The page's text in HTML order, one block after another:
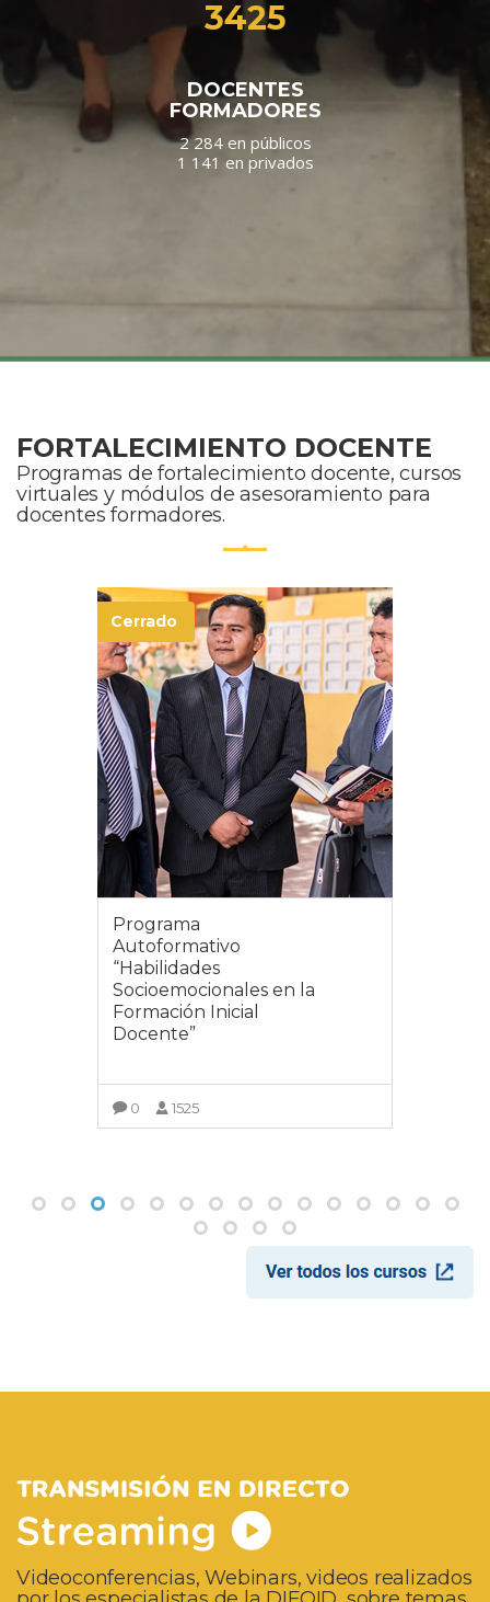
3425
DOCENTES
FORMADORES
2 284 en públicos
1 141 en privados
FORTALECIMIENTO DOCENTE
Programas de fortalecimiento docente, cursos
virtuales y módulos de asesoramiento para
docentes formadores.
Cerrado
Programa
Autoformativo
“Habilidades
Socioemocionales en la
Formación Inicial
Docente”
0 1525
Videoconferencias, Webinars, videos realizados